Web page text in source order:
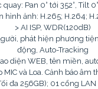
quay: Pan 0° tới 352°, Tilt
hình ảnh: H.265; H.264;
> AI ISP, WDR(120dB)
phát hiện phương
động, Auto-Tracking
diện WEB, tên miền,
MIC và Loa. Cảnh báo âm
đa 256GB); 01 cổng